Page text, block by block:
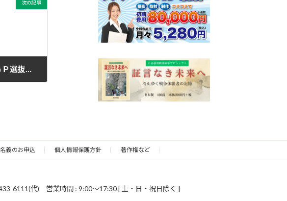
次の記事
義のお申込 個人情報保護方針 著作権など
6111(代) 営業時間 : 9:00～17:30 [ 土・日・祝日除く ]